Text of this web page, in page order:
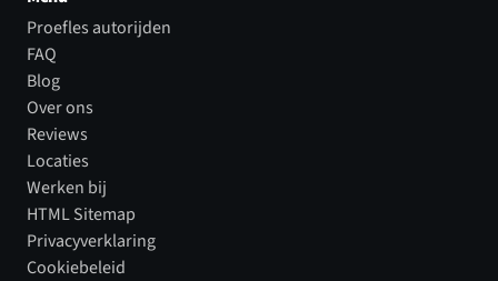
Proefles autorijden
FAQ
Blog
Over ons
Reviews
Locaties
Werken bij
HTML Sitemap
Privacyverklaring
Cookiebeleid